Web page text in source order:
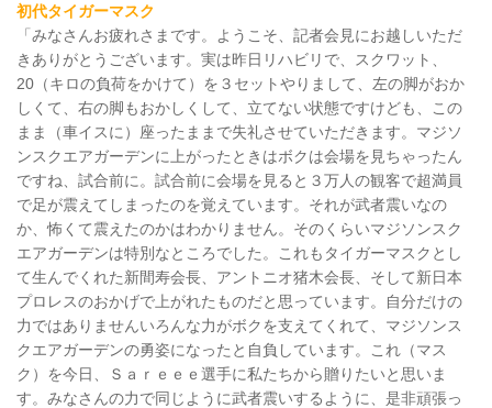
初代タイガーマスク
「みなさんお疲れさまです。ようこそ、記者会見にお越しいただ
きありがとうございます。実は昨日リハビリで、スクワット、
20（キロの負荷をかけて）を３セットやりまして、左の脚がおか
しくて、右の脚もおかしくして、立てない状態ですけども、この
まま（車イスに）座ったままで失礼させていただきます。マジソ
ンスクエアガーデンに上がったときはボクは会場を見ちゃったん
ですね、試合前に。試合前に会場を見ると３万人の観客で超満員
で足が震えてしまったのを覚えています。それが武者震いなの
か、怖くて震えたのかはわかりません。そのくらいマジソンスク
エアガーデンは特別なところでした。これもタイガーマスクとし
て生んでくれた新間寿会長、アントニオ猪木会長、そして新日本
プロレスのおかげで上がれたものだと思っています。自分だけの
力ではありませんいろんな力がボクを支えてくれて、マジソンス
クエアガーデンの勇姿になったと自負しています。これ（マス
ク）を今日、Ｓａｒｅｅｅ選手に私たちから贈りたいと思いま
す。みなさんの力で同じように武者震いするように、是非頑張っ